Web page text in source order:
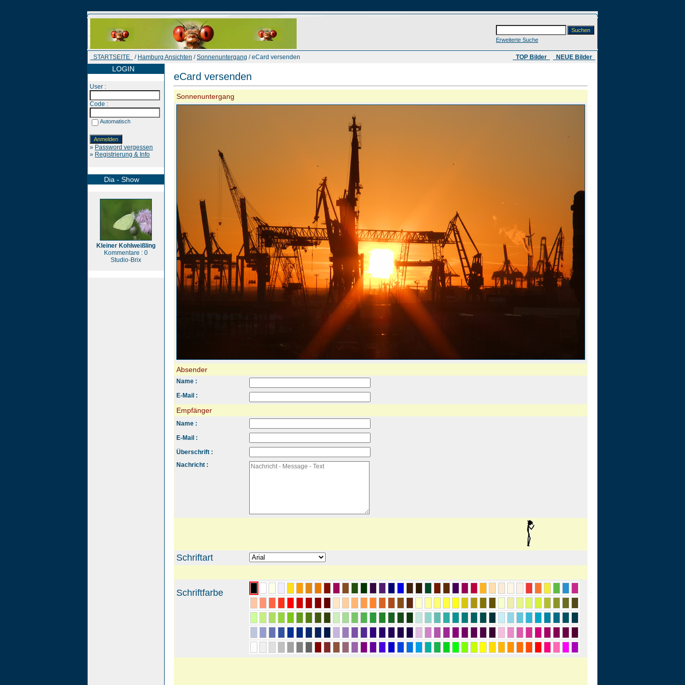
Erweiterte Suche
STARTSEITE / Hamburg Ansichten /Sonnenuntergang / eCard versenden ​ TOP Bilder NEUE Bilder
LOGIN
User :
Code :
Automatisch
» Password vergessen
» Registrierung & Info
Dia - Show
Kleiner Kohlweißling
Kommentare : 0
Studio-Brix
eCard versenden
Sonnenuntergang
Absender
Name :
E-Mail :
Empfänger
Name :
E-Mail :
Überschrift :
Nachricht :
Schriftart
Schriftfarbe